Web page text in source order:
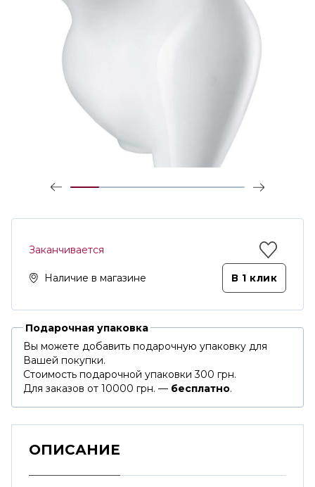
Заканчивается
Наличие в магазине В 1 клик
Подарочная упаковка
Вы можете добавить подарочную упаковку для
Вашей покупки.
Стоимость подарочной упаковки 300 грн.
Для заказов от 10000 грн. — бесплатно.
ОПИСАНИЕ